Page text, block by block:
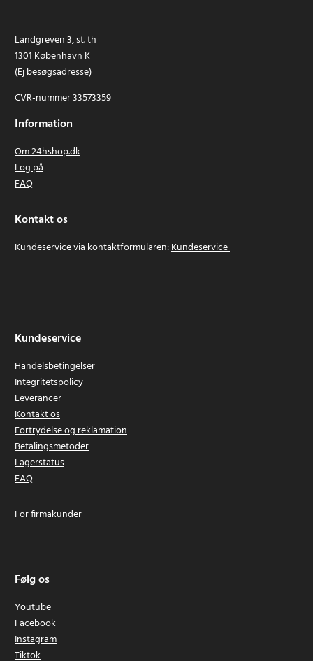
Landgreven 3, st. th
1301 København K
(Ej besøgsadresse)
CVR-nummer 33573359
Information
Om 24hshop.dk
Log på
FAQ
Kontakt os
Kundeservice via kontaktformularen:Kundeservice
Kundeservice
Handelsbetingelser
Integritetspolicy
Leverancer
Kontakt os
Fortrydelse og reklamation
Betalingsmetoder
Lagerstatus
FAQ
For firmakunder
Følg os
Youtube
Facebook
Instagram
Tiktok